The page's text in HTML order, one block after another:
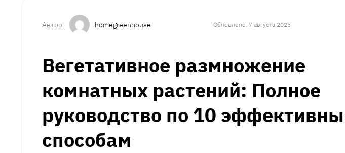
homegreenhouse Обновлено: 7 августа 2025
Вегетативное размножение
комнатных растений: Полное
руководство по 10
способам